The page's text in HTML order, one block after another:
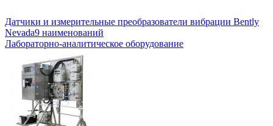
Датчики и измерительные преобразователи вибрации Bently
Nevada9 наименований
Лабораторно-аналитическое оборудование